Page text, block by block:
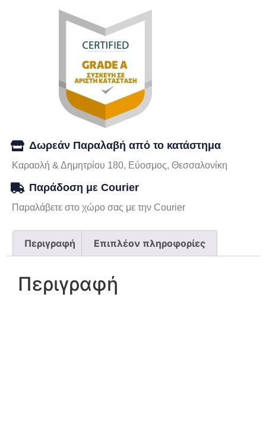
Δωρεάν Παραλαβή από το κατάστημα
Καραολή & Δημητρίου 180, Εύοσμος, Θεσσαλονίκη
Παράδοση με Courier
Παραλάβετε στο χώρο σας με την Courier
Περιγραφή Επιπλέον πληροφορίες
Περιγραφή